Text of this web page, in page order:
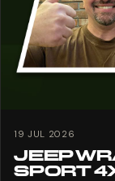
19 JUL 2026
JEEP
SPORT